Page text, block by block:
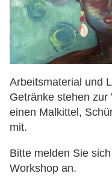
Arbeitsmaterial und
Getränke stehen
einen Malkittel,
mit.
Bitte melden Sie
Workshop an.